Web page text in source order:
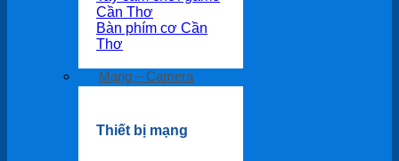
Cần Thơ
Bàn phím cơ Cần
Thơ
Mạng – Camera
Thiết bị mạng